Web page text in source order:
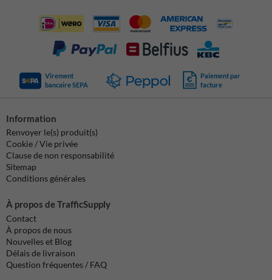
Virement
bancaire SEPA
Paiement par
facture
Information
Renvoyer le(s) produit(s)
Cookie / Vie privée
Clause de non responsabilité
Sitemap
Conditions générales
À propos de TrafficSupply
Contact
À propos de nous
Nouvelles et Blog
Délais de livraison
Question fréquentes / FAQ